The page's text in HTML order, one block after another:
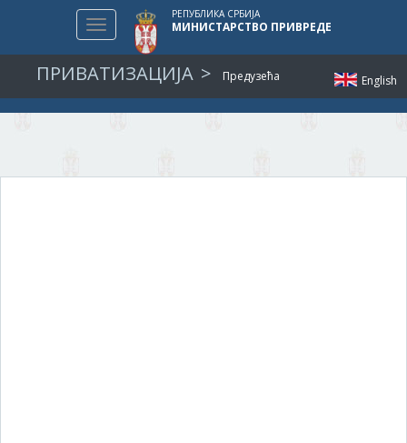
English
Toggle
navigation
РЕПУБЛИКА СРБИЈА
МИНИСТАРСТВО ПРИВРЕДЕ
ПРИВАТИЗАЦИЈА Предузећа